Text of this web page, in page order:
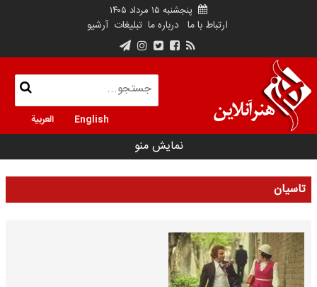
پنجشنبه ۱۵ مرداد ۱۴۰۵
ارتباط با ما درباره ما تبلیغات آرشیو
English العربية
نمایش منو
تاسیان